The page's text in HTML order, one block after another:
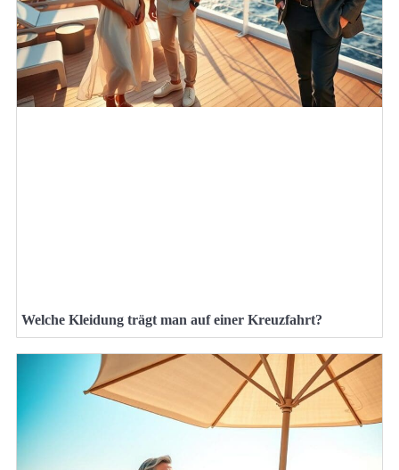
Welche Kleidung trägt man auf einer Kreuzfahrt?